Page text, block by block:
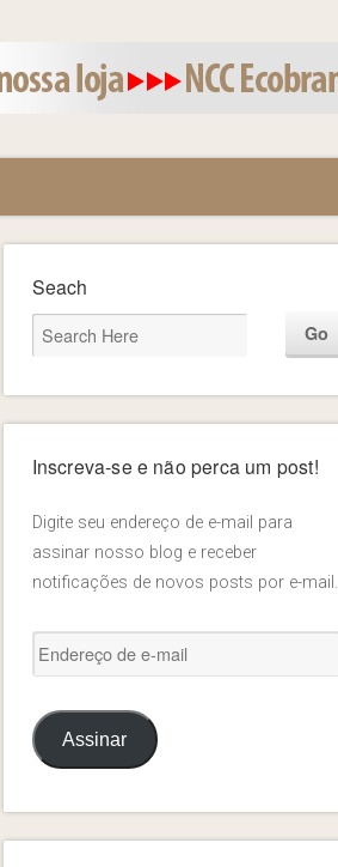
Seach
Inscreva-se e não perca um post!
Digite seu endereço de e-mail para
assinar nosso blog e receber
notificações de novos posts por e-mail.
Endereço
de
mail Assinar